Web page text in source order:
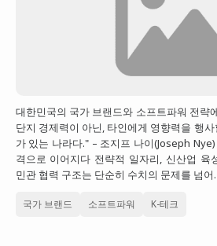
대한민국의 국가 브랜드와 소프트파워 전략
단지 경제력이 아닌, 타인에게 영향력을 행
가 있는 나라다." – 조지프 나이(Joseph
격으로 이어지다 전략적 일자리, 신산업 육
민관 협력 구조는 단순히 수치의 문제를 넘
국가 브랜드 소프트파워 K-테크